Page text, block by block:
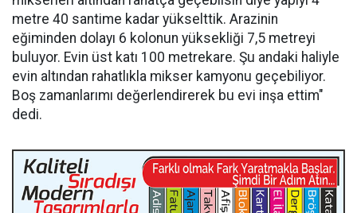
metre 40 santime kadar yükselttik. Arazinin
eğiminden dolayı 6 kolonun yüksekliği 7,5 metreyi
buluyor. Evin üst katı 100 metrekare. Şu andaki haliyle
evin altından rahatlıkla mikser kamyonu geçebiliyor.
Boş zamanlarımı değerlendirerek bu evi inşa ettim"
dedi.